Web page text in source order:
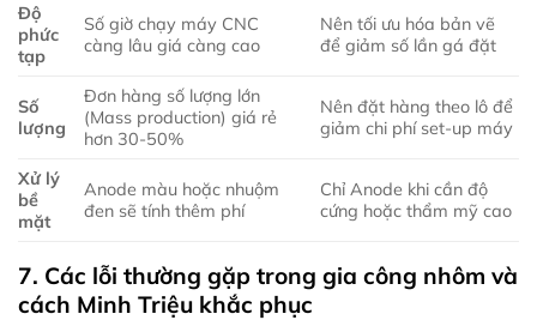
Độ
phức
tạp
Số giờ chạy máy CNC
càng lâu giá càng cao
Nên tối ưu hóa bản vẽ
để giảm số lần gá đặt
Số
lượng
Đơn hàng số lượng lớn
(Mass production) giá rẻ
hơn 30-50%
Nên đặt hàng theo lô để
giảm chi phí set-up máy
Xử lý
bề
mặt
Anode màu hoặc nhuộm
đen sẽ tính thêm phí
Chỉ Anode khi cần độ
cứng hoặc thẩm mỹ cao
7. Các lỗi thường gặp trong gia công nhôm và
cách Minh Triệu khắc phục